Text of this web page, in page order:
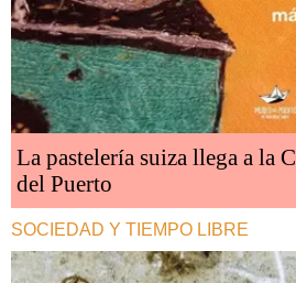
La pastelería suiza llega a la
del Puerto
SOCIEDAD Y TIEMPO LIBRE